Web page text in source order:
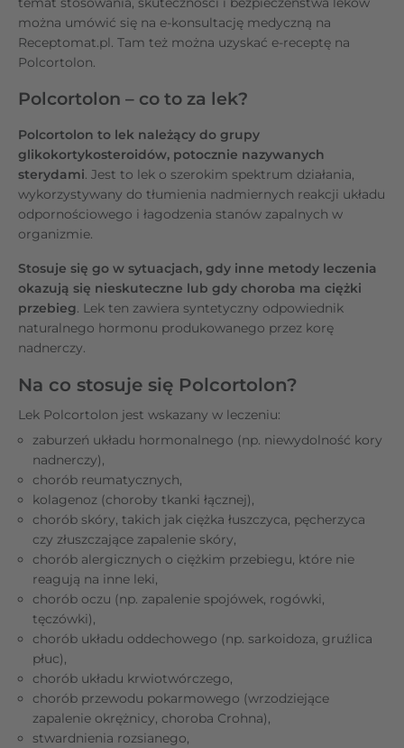
można umówić się na e-konsultację medyczną na
Receptomat.pl. Tam też można uzyskać e-receptę na
Polcortolon.
Polcortolon – co to za lek?
Polcortolon to lek należący do grupy
glikokortykosteroidów, potocznie nazywanych
sterydami. Jest to lek o szerokim spektrum działania,
wykorzystywany do tłumienia nadmiernych reakcji układu
odpornościowego i łagodzenia stanów zapalnych w
organizmie.
Stosuje się go w sytuacjach, gdy inne metody leczenia
okazują się nieskuteczne lub gdy choroba ma ciężki
przebieg. Lek ten zawiera syntetyczny odpowiednik
naturalnego hormonu produkowanego przez korę
nadnerczy.
Na co stosuje się Polcortolon?
Lek Polcortolon jest wskazany w leczeniu:
zaburzeń układu hormonalnego (np. niewydolność kory
nadnerczy),
chorób reumatycznych,
kolagenoz (choroby tkanki łącznej),
chorób skóry, takich jak ciężka łuszczyca, pęcherzyca
czy złuszczające zapalenie skóry,
chorób alergicznych o ciężkim przebiegu, które nie
reagują na inne leki,
chorób oczu (np. zapalenie spojówek, rogówki,
tęczówki),
chorób układu oddechowego (np. sarkoidoza, gruźlica
płuc),
chorób układu krwiotwórczego,
chorób przewodu pokarmowego (wrzodziejące
zapalenie okrężnicy, choroba Crohna),
stwardnienia rozsianego,